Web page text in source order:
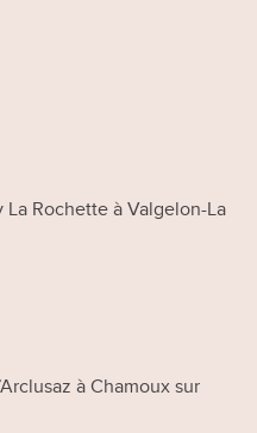
Rochette à Valgelon-La
à Chamoux sur